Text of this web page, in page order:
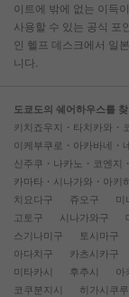
이트에 밖에 없는 이득
사용할 수 있는 공식 포
인 헬프 데스크에서 일
니다.
도쿄도의 쉐어하우스를
키치죠우지・타치카와・
이케부쿠로・아카바네・
신주쿠・나카노・코엔지
카마타・시나가와・아키
치요다구
쥬오구 미
고토구
시나가와구
스기나미구
토시마구
아다치구
카츠시카구
미타카시
후추시 아
코쿠분지시
히가시쿠